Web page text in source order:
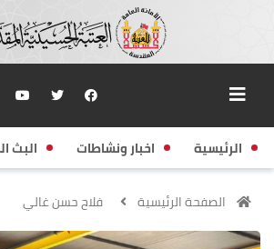
الرئيسية اخبار ونشاطات البث
الصفحة الرئيسية فلاح حسن غالي